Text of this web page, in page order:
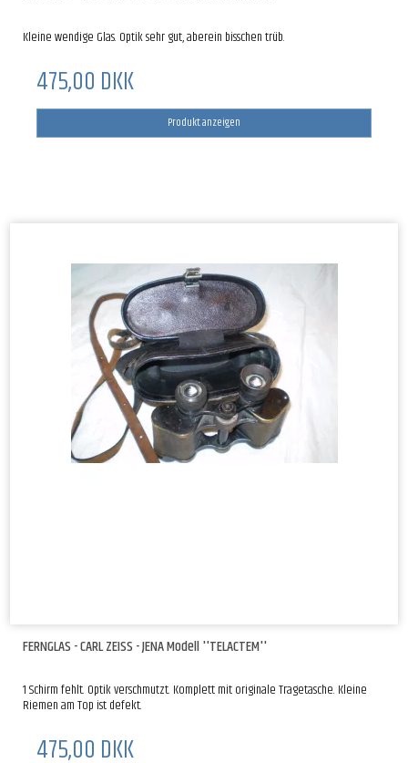
Kleine wendige Glas. Optik sehr gut, aberein bisschen trüb.
475,00 DKK
Produkt anzeigen
FERNGLAS - CARL ZEISS - JENA Modell ''TELACTEM''
1 Schirm fehlt. Optik verschmutzt. Komplett mit originale Tragetasche. Kleine
Riemen am Top ist defekt.
475,00 DKK